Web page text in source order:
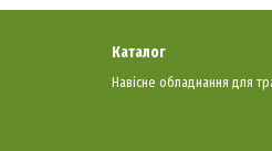
Каталог
Навісне обладнання для